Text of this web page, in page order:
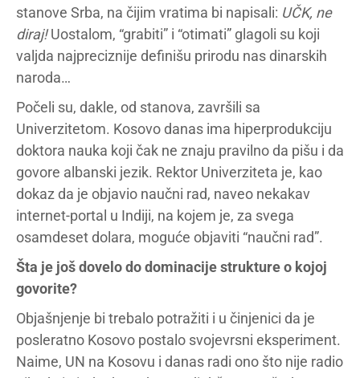
stanove Srba, na čijim vratima bi napisali: UČK, ne
diraj!Uostalom, “grabiti” i “otimati” glagoli su koji
valjda najpreciznije definišu prirodu nas dinarskih
naroda…
Počeli su, dakle, od stanova, završili sa
Univerzitetom. Kosovo danas ima hiperprodukciju
doktora nauka koji čak ne znaju pravilno da pišu i da
govore albanski jezik. Rektor Univerziteta je, kao
dokaz da je objavio naučni rad, naveo nekakav
internet-portal u Indiji, na kojem je, za svega
osamdeset dolara, moguće objaviti “naučni rad”.
Šta je još dovelo do dominacije strukture o kojoj
govorite?
Objašnjenje bi trebalo potražiti i u činjenici da je
posleratno Kosovo postalo svojevrsni eksperiment.
Naime, UN na Kosovu i danas radi ono što nije radio